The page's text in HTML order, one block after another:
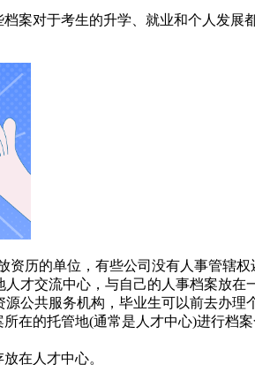
案对于考生的升学、就业和个人发展
历的单位，有些公司没有人事管辖
才交流中心，与自己的人事档案放在
公共服务机构，毕业生可以前去办理
在的托管地(通常是人才中心)进行档
在人才中心。